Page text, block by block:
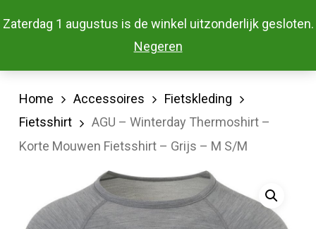
Zaterdag 1 augustus is de winkel uitzonderlijk gesloten.
Negeren
to
Menu
Home Accessoires
Fietskleding
Fietsshirt
AGU – Winterday Thermoshirt –
Korte Mouwen Fietsshirt – Grijs – M S/M
Menu